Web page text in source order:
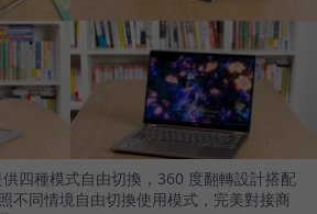
四種模式自由切換，360 度翻轉設計搭配
不同情境自由切換使用模式，完美對接商